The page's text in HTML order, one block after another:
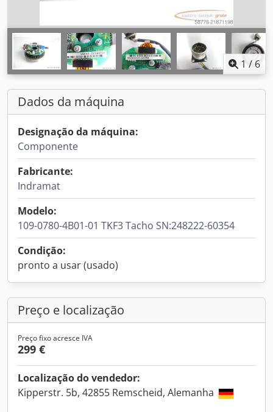
1 /6
Dados da máquina
Designação da máquina:
Componente
Fabricante:
Indramat
Modelo:
109-0780-4B01-01 TKF3 Tacho SN:248222-60354
Condição:
pronto a usar (usado)
Preço e localização
Preço fixo acresce IVA
299 €
Localização do vendedor:
Kipperstr. 5b, 42855 Remscheid, Alemanha